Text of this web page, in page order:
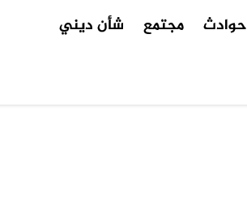
حوادث مجتمع شأن ديني